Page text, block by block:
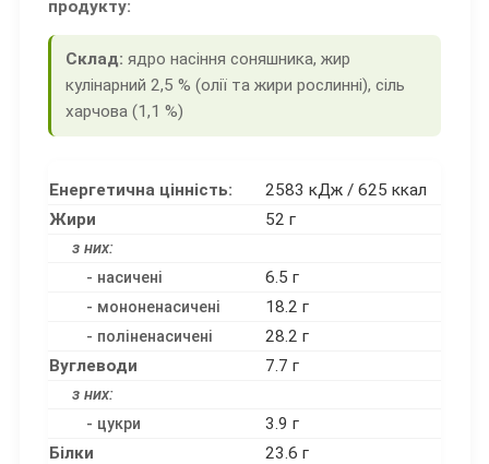
продукту:
Склад: ядро насіння соняшника, жир
кулінарний 2,5 % (олії та жири рослинні), сіль
харчова (1,1 %)
Енергетична цінність:
2583 кДж / 625 ккал
Жири
52 г
з них:
- насичені 6.5 г
- мононенасичені 18.2 г
- поліненасичені
28.2 г
Вуглеводи
7.7 г
з них:
- цукри
3.9 г
Білки
23.6 г